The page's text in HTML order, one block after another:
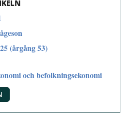
(årgång 53)
och befolkningsekonomi